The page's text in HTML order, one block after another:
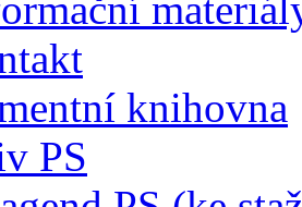
knihovna
PS